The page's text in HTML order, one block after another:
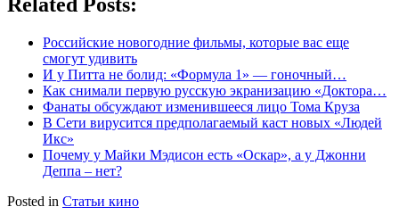
Российские новогодние фильмы, которые вас еще
смогут удивить
И у Питта не болид: «Формула 1» — гоночный…
Как снимали первую русскую экранизацию «Доктора…
Фанаты обсуждают изменившееся лицо Тома Круза
В Сети вирусится предполагаемый каст новых «Людей
Икс»
Почему у Майки Мэдисон есть «Оскар», а у Джонни
Деппа – нет?
Posted in Статьи кино